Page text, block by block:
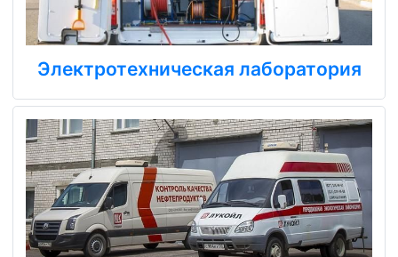
Электротехническая лаборатория